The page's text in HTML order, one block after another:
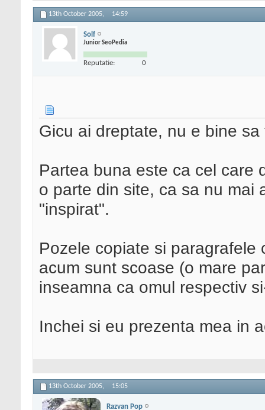
13th October 2005, 14:59
Solf
Junior SeoPedia
Reputatie: 0
Gicu ai dreptate, nu e bine
Partea buna este ca cel care
o parte din site, ca sa nu mai
"inspirat".
Pozele copiate si
acum sunt scoase (o mare
inseamna ca omul respectiv
Inchei si eu prezenta mea in
13th October 2005, 15:05
Razvan Pop